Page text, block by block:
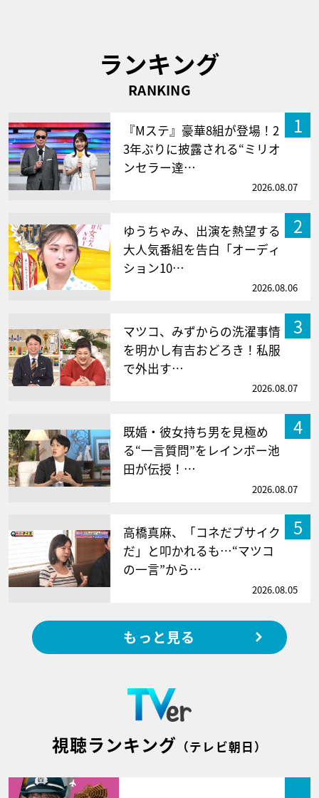
ランキング
RANKING
1
『Mステ』豪華8組が登場！2
3年ぶりに披露される“ミリオ
ンセラー達…
2026.08.07
2
ゆうちゃみ、出演を熱望する
大人気番組を告白「オーディ
ション10…
2026.08.06
3
マツコ、みずからの洗濯事情
を明かし有吉おどろき！私服
で外出す…
2026.08.07
4
既婚・彼女持ち男を見極め
る“一言質問”をレインボー池
田が伝授！…
2026.08.07
5
高橋真麻、「コネだブサイク
だ」と叩かれるも…“マツコ
の一言”から…
2026.08.05
もっと見る
視聴ランキング （テレビ朝日）